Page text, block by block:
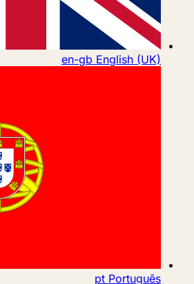
en-gbEnglish (UK)
ptPortuguês